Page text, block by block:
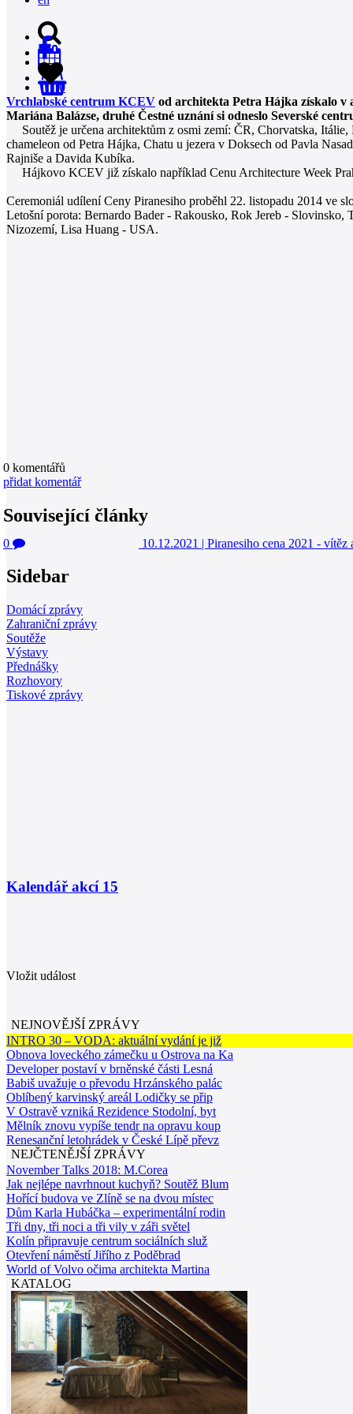
0
Vrchlabské centrum KCEV od architekta Petra Hájka získalo v
Mariána Balázse, druhé Čestné uznání si odneslo Severské
Soutěž je určena architektům z osmi zemí: ČR, Chorvatska,
chameleon od Petra Hájka, Chatu u jezera v Doksech od Pavla
Rajniše a Davida Kubíka.
Hájkovo KCEV již získalo například Cenu Architecture Week
Ceremoniál udílení Ceny Piranesiho proběhl 22. listopadu 2014 ve
Letošní porota: Bernardo Bader - Rakousko, Rok Jereb -
Nizozemí, Lisa Huang - USA.
0 komentářů
přidat komentář
Související články
0 10.12.2021 | Piranesiho cena 2021 - vítěz
Sidebar
Domácí zprávy
Zahraniční zprávy
Soutěže
Výstavy
Přednášky
Rozhovory
Tiskové zprávy
Kalendář akcí 15
Vložit událost
NEJNOVĚJŠÍ ZPRÁVY
INTRO 30 – VODA: aktuální vydání je již
Obnova loveckého zámečku u Ostrova na Ka
Developer postaví v brněnské části Lesná
Babiš uvažuje o převodu Hrzánského palác
Oblíbený karvinský areál Lodičky se přip
V Ostravě vzniká Rezidence Stodolní, byt
Mělník znovu vypíše tendr na opravu koup
Renesanční letohrádek v České Lípě převz
NEJČTENĚJŠÍ ZPRÁVY
November Talks 2018: M.Corea
Jak nejlépe navrhnout kuchyň? Soutěž Blum
Hořící budova ve Zlíně se na dvou místec
Dům Karla Hubáčka – experimentální rodin
Tři dny, tři noci a tři vily v záři světel
Kolín připravuje centrum sociálních služ
Otevření náměstí Jiřího z Poděbrad
World of Volvo očima architekta Martina
KATALOG